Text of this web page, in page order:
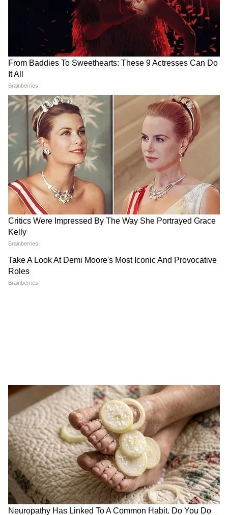
হয়। গাছ কাটার কোনও বিধান নেই। তবে ভুলেও
কোনও অপরিচ্ছন্ন জিনিস ব্যবহার করবেন না। এই
সময়টা পাতা ঝর়ার সময়। তাই যেসব গাছের ডাল
শুকিয়ে পড়ে রয়েছে সেগুলিই ব্যবহার করুন।
অনেক সময় বা়ড়ির পাশে আগাছা শুকিয়ে যায় এই
সময়টা। সেগুলিও ব্যবহার করতে পারেন। চাইলে
অবশ্যই ন্যাড়াপোড়ায় গোবরের ঘুঁটে ব্যবহার করতে
পারেন। এটি পরিবেশ শুদ্ধ হয়। হিন্দু শাস্ত্রে গোবরের
গুরুত্ব কিন্তু অনেক।